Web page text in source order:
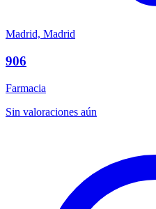
Madrid, Madrid
906
Farmacia
Sin valoraciones aún